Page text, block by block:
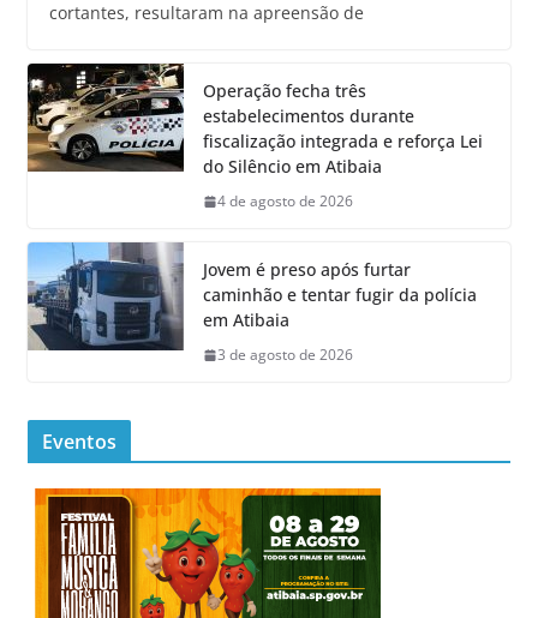
cortantes, resultaram na apreensão de
Operação fecha três
estabelecimentos durante
fiscalização integrada e reforça Lei
do Silêncio em Atibaia
4 de agosto de 2026
Jovem é preso após furtar
caminhão e tentar fugir da polícia
em Atibaia
3 de agosto de 2026
Eventos